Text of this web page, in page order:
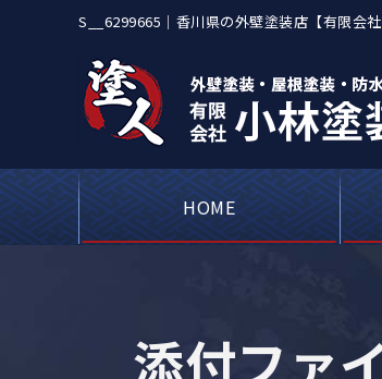
S__6299665｜香川県の外壁塗装店【有限会
HOME
添付ファ